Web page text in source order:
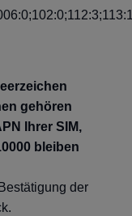
gehören
Ihrer SIM,
bleiben
der